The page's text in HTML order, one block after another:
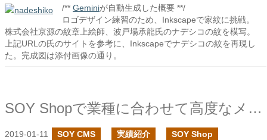
/** Geminiが自動生成した概要 **/
ロゴデザイン練習のため、Inkscapeで家紋に挑戦。
株式会社京源の紋章上絵師、波戸場承龍氏のナデシコの紋を模写。
上記URLの氏のサイトを参考に、Inkscapeでナデシコの紋を再現し
た。完成図は添付画像の通り。
SOY Shopで業種に合わせて高度なメール種別を追加してみる
2019-01-11 SOY CMS 実績紹介 SOY Shop